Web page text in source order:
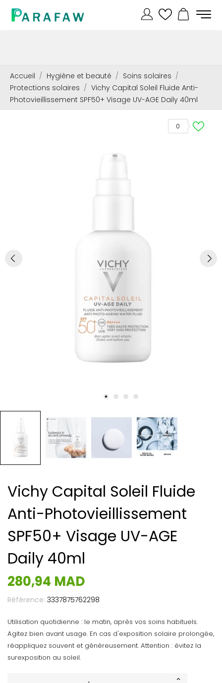
Accueil Hygiène et beauté
Soins solaires
Protections solaires
Vichy Capital Soleil Fluide Anti-
Photovieillissement SPF50+ Visage UV-AGE Daily 40ml
0
Vichy Capital Soleil Fluide
Anti-Photovieillissement
SPF50+ Visage UV-AGE
Daily 40ml
280,94 MAD
Référence: 3337875762298
Utilisation quotidienne : le matin, après vos soins habituels.
Agitez bien avant usage. En cas d'exposition solaire prolongée,
réappliquez souvent et généreusement. Attention : évitez la
surexposition au soleil.